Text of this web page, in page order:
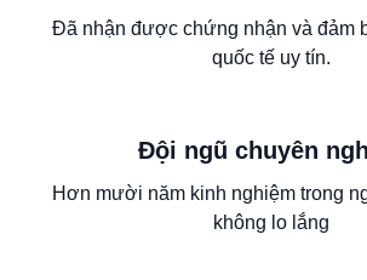
Đã nhận được chứng nhận và đảm
quốc tế uy tín.
Đội ngũ chuyên
Hơn mười năm kinh nghiệm trong
không lo lắng